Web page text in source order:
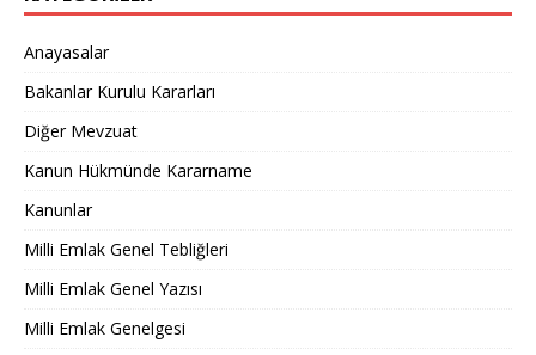
Anayasalar
Bakanlar Kurulu Kararları
Diğer Mevzuat
Kanun Hükmünde Kararname
Kanunlar
Milli Emlak Genel Tebliğleri
Milli Emlak Genel Yazısı
Milli Emlak Genelgesi